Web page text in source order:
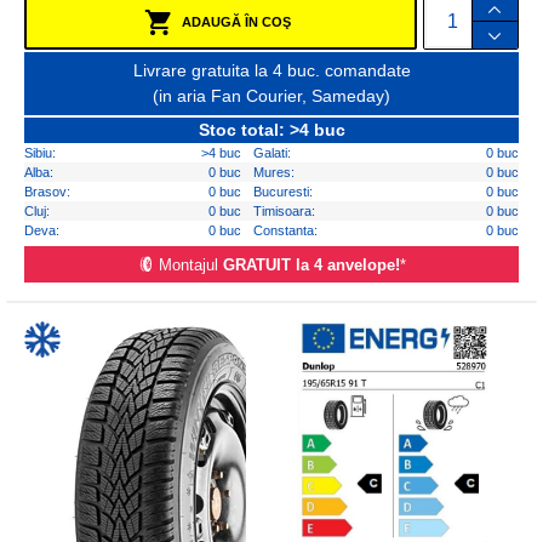
ADAUGĂ ÎN COŞ
Livrare gratuita la 4 buc. comandate
(in aria Fan Courier, Sameday)
Stoc total: >4 buc
Sibiu: >4 buc Galati:
0 buc
Alba:
0 buc Mures:
0 buc
Brasov:
0 buc Bucuresti:
0 buc
Cluj:
0 buc Timisoara:
0 buc
Deva:
0 buc Constanta: 0 buc
Montajul GRATUIT la 4 anvelope!*